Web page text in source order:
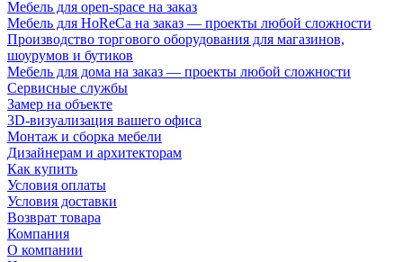
Мебель для open-space на заказ
Мебель для HoReCa на заказ — проекты любой сложности
Производство торгового оборудования для магазинов,
шоурумов и бутиков
Мебель для дома на заказ — проекты любой сложности
Сервисные службы
Замер на объекте
3D-визуализация вашего офиса
Монтаж и сборка мебели
Дизайнерам и архитекторам
Как купить
Условия оплаты
Условия доставки
Возврат товара
Компания
О компании